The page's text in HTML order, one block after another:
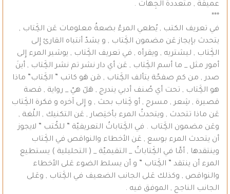
عميقة , متعددةُ الجِهات .
***
في تعريف الكتب , يُطعي المرءُ بضعةُ معلومات عَن الكَِتاب ,
يتحدث بإيجاز عَن مضمون الكَِتاب , و يشدّ أنتباه القارئ إِلى
الكَِتاب , ليشتريه , ويقرأه , في تعريف الكَِتاب , يوشير المرء إِلى
أمور مثل _ ما أسم الكَِتاب , عَن أي دار نشر تم نشر الكَِتاب , أينَ
صدر , من كم صفحّة يتألف الكَِتاب , مَن هَو كاتب ” الكَِتاب” ماذا
هو الكَِتاب , تحت أي صُنف أدبي يندرج , هَلْ هيّ _ رواية , قصة
قصيرة , شِعر , مسرح , أو كَِتاب بحث , و إِلى آخره و فكرة الكَِتاب
عَن ماذا تتحدث , ويتحدثُ المرء بأختِصار , عَن التكنيك , اللُغة ,
وعَن مضمون الكَِتاب . في الكَِتاباتُ التعريفيّة ” للكُتب ” لايجوز
أن يتحدث المرء بوسع , عَن الأخطاء والنواقص في الكَِتاب
وينتقدها , أمَّا في الكَِتاباتُ _ التقيميّة _ ( التحليلية ) يستطيع
المرء أن ينتقد ” الكَِتاب ” و أن يسلط الضوء عَلى الأخطاء
والنواقص , وكذلك عَلى الجانب الضعيف في الكَِتاب , وعَلى
الجانب الناجح , الموفق فيه .